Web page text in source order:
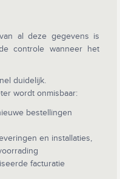
al deze gegevens is
controle wanneer het
duidelijk.
wordt onmisbaar:
bestellingen
en installaties,
facturatie